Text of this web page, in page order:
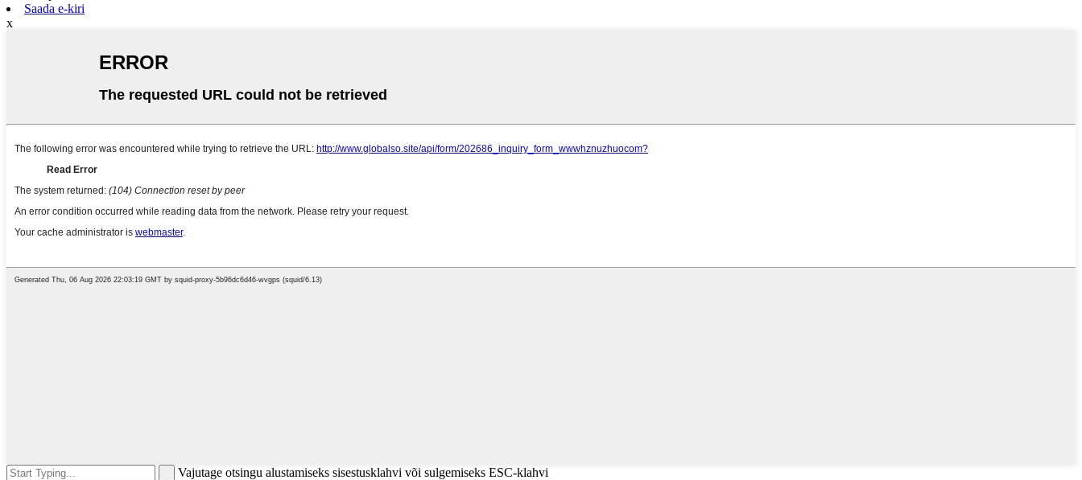
Saada e-kiri
x
Vajutage otsingu alustamiseks sisestusklahvi või sulgemiseks ESC-klahvi